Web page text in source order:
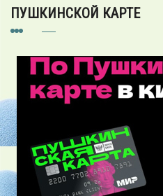
ПУШКИНСКОЙ КАРТЕ